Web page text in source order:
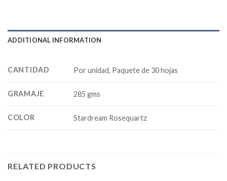
ADDITIONAL INFORMATION
CANTIDAD Por unidad, Paquete de 30 hojas
GRAMAJE 285 gms
COLOR Stardream Rosequartz
RELATED PRODUCTS